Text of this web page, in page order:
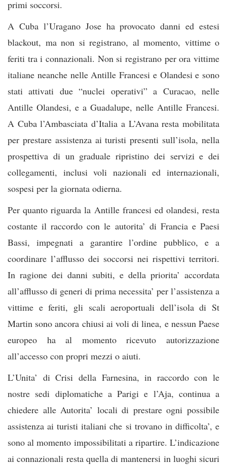
primi soccorsi.
A Cuba l’Uragano Jose ha provocato danni ed estesi
blackout, ma non si registrano, al momento, vittime o
feriti tra i connazionali. Non si registrano per ora vittime
italiane neanche nelle Antille Francesi e Olandesi e sono
stati attivati due “nuclei operativi” a Curacao, nelle
Antille Olandesi, e a Guadalupe, nelle Antille Francesi.
A Cuba l’Ambasciata d’Italia a L’Avana resta mobilitata
per prestare assistenza ai turisti presenti sull’isola, nella
prospettiva di un graduale ripristino dei servizi e dei
collegamenti, inclusi voli nazionali ed internazionali,
sospesi per la giornata odierna.
Per quanto riguarda la Antille francesi ed olandesi, resta
costante il raccordo con le autorita’ di Francia e Paesi
Bassi, impegnati a garantire l’ordine pubblico, e a
coordinare l’afflusso dei soccorsi nei rispettivi territori.
In ragione dei danni subiti, e della priorita’ accordata
all’afflusso di generi di prima necessita’ per l’assistenza a
vittime e feriti, gli scali aeroportuali dell’isola di St
Martin sono ancora chiusi ai voli di linea, e nessun Paese
europeo ha al momento ricevuto autorizzazione
all’accesso con propri mezzi o aiuti.
L’Unita’ di Crisi della Farnesina, in raccordo con le
nostre sedi diplomatiche a Parigi e l’Aja, continua a
chiedere alle Autorita’ locali di prestare ogni possibile
assistenza ai turisti italiani che si trovano in difficolta’, e
sono al momento impossibilitati a ripartire. L’indicazione
ai connazionali resta quella di mantenersi in luoghi sicuri